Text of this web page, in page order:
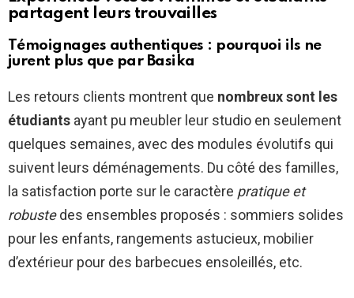
partagent leurs trouvailles
Témoignages authentiques : pourquoi ils ne
jurent plus que par Basika
Les retours clients montrent que nombreux sont les
étudiants ayant pu meubler leur studio en seulement
quelques semaines, avec des modules évolutifs qui
suivent leurs déménagements. Du côté des familles,
la satisfaction porte sur le caractère pratique et
robustedes ensembles proposés : sommiers solides
pour les enfants, rangements astucieux, mobilier
d’extérieur pour des barbecues ensoleillés, etc.